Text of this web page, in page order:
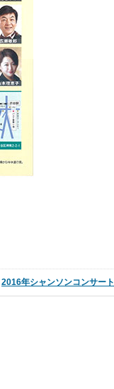
2016年シャンソンコンサート